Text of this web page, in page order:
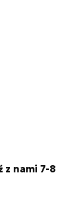
z nami 7-8